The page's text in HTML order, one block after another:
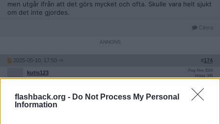
flashback.org - Do Not Process My Personal
Information
men utgår ifrån att det görs mycket och ofta. Skulle vara helt sjukt
om det inte gjordes.
Citera
2025-05-10, 17:50 #174
kutis123
Medlem
Reg: Nov 2024
Inlägg: 346
Citat:
Ursprungligen postat av